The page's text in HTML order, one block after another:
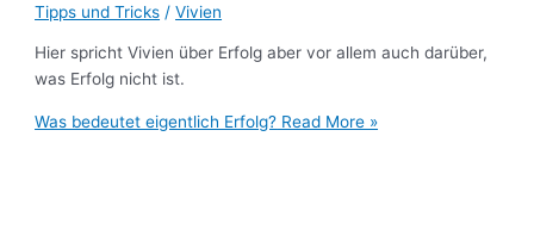
Tipps und Tricks /Vivien
Hier spricht Vivien über Erfolg aber vor allem auch darüber,
was Erfolg nicht ist.
Was bedeutet eigentlich Erfolg? Read More »